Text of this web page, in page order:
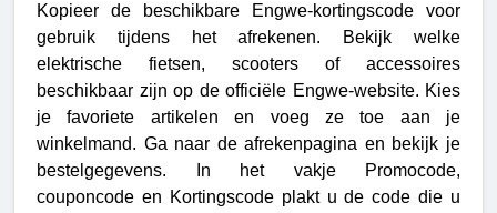
Kopieer de beschikbare Engwe-kortingscode voor
gebruik tijdens het afrekenen. Bekijk welke
elektrische fietsen, scooters of accessoires
beschikbaar zijn op de officiële Engwe-website. Kies
je favoriete artikelen en voeg ze toe aan je
winkelmand. Ga naar de afrekenpagina en bekijk je
bestelgegevens. In het vakje Promocode,
couponcode en Kortingscode plakt u de code die u